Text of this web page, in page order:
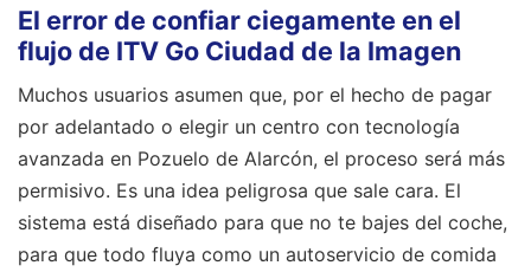
El error de confiar ciegamente en el
flujo de ITV Go Ciudad de la Imagen
Muchos usuarios asumen que, por el hecho de pagar
por adelantado o elegir un centro con tecnología
avanzada en Pozuelo de Alarcón, el proceso será más
permisivo. Es una idea peligrosa que sale cara. El
sistema está diseñado para que no te bajes del coche,
para que todo fluya como un autoservicio de comida